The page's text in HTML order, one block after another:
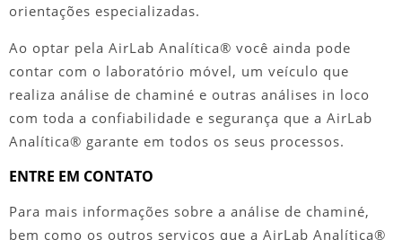
orientações especializadas.
Ao optar pela AirLab Analítica® você ainda pode
contar com o laboratório móvel, um veículo que
realiza análise de chaminé e outras análises in loco
com toda a confiabilidade e segurança que a AirLab
Analítica® garante em todos os seus processos.
ENTRE EM CONTATO
Para mais informações sobre a análise de chaminé,
bem como os outros serviços que a AirLab Analítica®